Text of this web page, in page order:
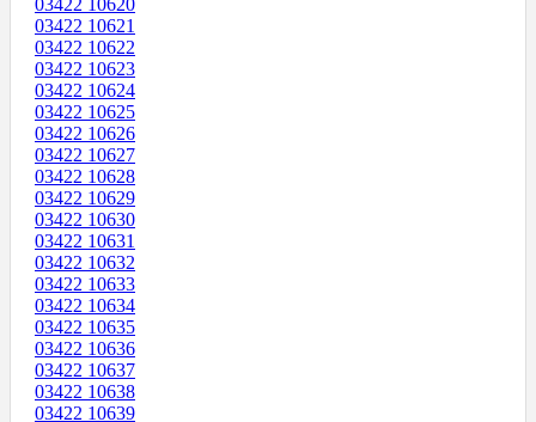
03422 10620
03422 10621
03422 10622
03422 10623
03422 10624
03422 10625
03422 10626
03422 10627
03422 10628
03422 10629
03422 10630
03422 10631
03422 10632
03422 10633
03422 10634
03422 10635
03422 10636
03422 10637
03422 10638
03422 10639